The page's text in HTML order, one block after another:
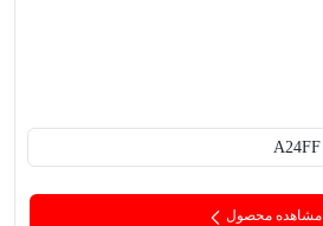
مشاهده محصول